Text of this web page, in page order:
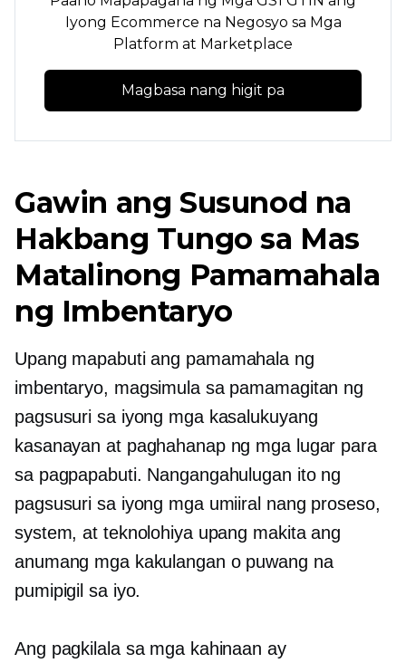
Iyong Ecommerce na Negosyo sa Mga
Platform at Marketplace
Magbasa nang higit pa
Gawin ang Susunod na
Hakbang Tungo sa Mas
Matalinong Pamamahala
ng Imbentaryo
Upang mapabuti ang pamamahala ng
imbentaryo, magsimula sa pamamagitan ng
pagsusuri sa iyong mga kasalukuyang
kasanayan at paghahanap ng mga lugar para
sa pagpapabuti. Nangangahulugan ito ng
pagsusuri sa iyong mga umiiral nang proseso,
system, at teknolohiya upang makita ang
anumang mga kakulangan o puwang na
pumipigil sa iyo.
Ang pagkilala sa mga kahinaan ay